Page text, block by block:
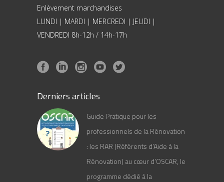
Enlèvement marchandises
LUNDI | MARDI | MERCREDI | JEUDI |
VENDREDI 8h-12h / 14h-17h
Derniers articles
Guide Pratique pour les
professionnels de la Rénovation
: les RAR (Référents d’Aide à la
Rénovation) au cœur d’OSCAR, le
programme dédié à la